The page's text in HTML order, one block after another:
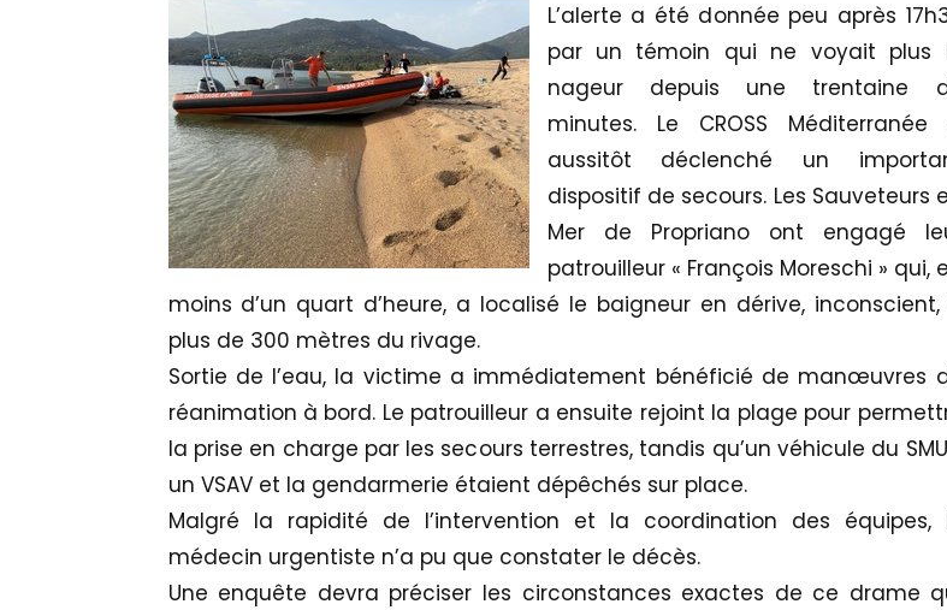
L’alerte a été donnée peu après
par un témoin qui ne voyait plus
nageur depuis une trentaine
minutes. Le CROSS Méditerranée
aussitôt déclenché un
dispositif de secours. Les Sauveteurs
Mer de Propriano ont engagé
patrouilleur « François Moreschi » qui,
moins d’un quart d’heure, a localisé le baigneur en dérive, inconscient,
plus de 300 mètres du rivage.
Sortie de l’eau, la victime a immédiatement bénéficié de manœuvres
réanimation à bord. Le patrouilleur a ensuite rejoint la plage pour
la prise en charge par les secours terrestres, tandis qu’un véhicule du
un VSAV et la gendarmerie étaient dépêchés sur place.
Malgré la rapidité de l’intervention et la coordination des équipes,
médecin urgentiste n’a pu que constater le décès.
Une enquête devra préciser les circonstances exactes de ce drame